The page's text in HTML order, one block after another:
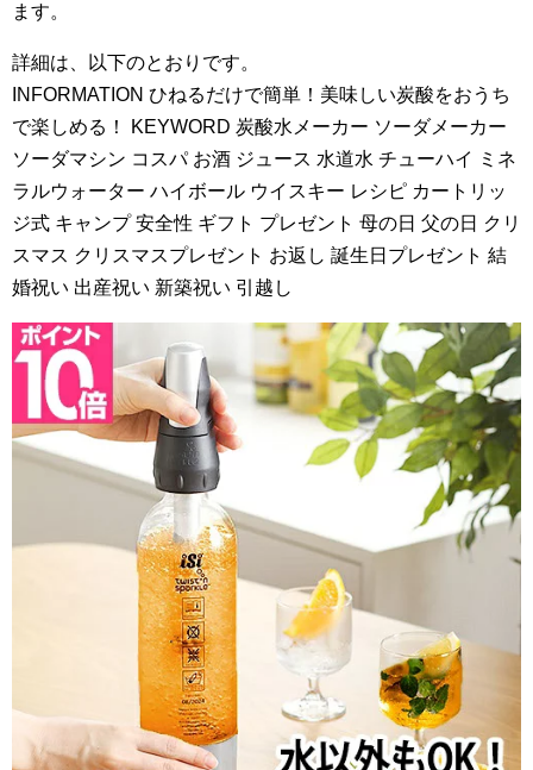
ます。
詳細は、以下のとおりです。
INFORMATION ひねるだけで簡単！美味しい炭酸をおうち
で楽しめる！ KEYWORD 炭酸水メーカー ソーダメーカー
ソーダマシン コスパ お酒 ジュース 水道水 チューハイ ミネ
ラルウォーター ハイボール ウイスキー レシピ カートリッ
ジ式 キャンプ 安全性 ギフト プレゼント 母の日 父の日 クリ
スマス クリスマスプレゼント お返し 誕生日プレゼント 結
婚祝い 出産祝い 新築祝い 引越し